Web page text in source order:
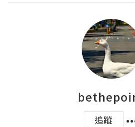
追蹤